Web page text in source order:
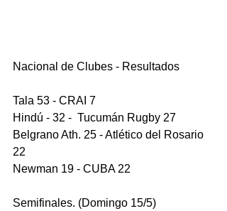
Nacional de Clubes - Resultados
Tala 53 - CRAI 7
Hindú - 32 -  Tucumán Rugby 27
Belgrano Ath. 25 - Atlético del Rosario
22
Newman 19 - CUBA 22
Semifinales. (Domingo 15/5)